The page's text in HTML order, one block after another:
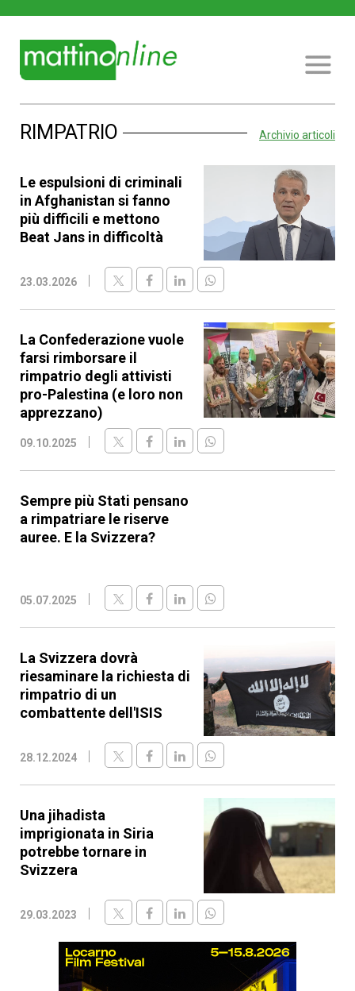
RIMPATRIO Archivio articoli
Le espulsioni di criminali
in Afghanistan si fanno
più difficili e mettono
Beat Jans in difficoltà
23.03.2026
La Confederazione vuole
farsi rimborsare il
rimpatrio degli attivisti
pro-Palestina (e loro non
apprezzano)
09.10.2025
Sempre più Stati pensano
a rimpatriare le riserve
auree. E la Svizzera?
05.07.2025
La Svizzera dovrà
riesaminare la richiesta di
rimpatrio di un
combattente dell'ISIS
28.12.2024
Una jihadista
imprigionata in Siria
potrebbe tornare in
Svizzera
29.03.2023